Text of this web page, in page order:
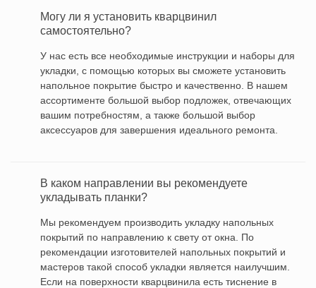
Могу ли я установить кварцвинил
самостоятельно?
У нас есть все необходимые инструкции и наборы для
укладки, с помощью которых вы сможете установить
напольное покрытие быстро и качественно. В нашем
ассортименте большой выбор подложек, отвечающих
вашим потребностям, а также большой выбор
аксессуаров для завершения идеального ремонта.
В каком направлении вы рекомендуете
укладывать планки?
Мы рекомендуем производить укладку напольных
покрытий по направлению к свету от окна. По
рекомендации изготовителей напольных покрытий и
мастеров такой способ укладки является наилучшим.
Если на поверхности кварцвинила есть тиснение в